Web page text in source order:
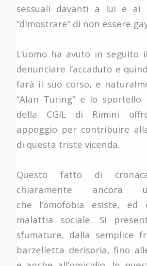
sessuali davanti a lui e ai
“dimostrare” di non essere
L’uomo ha avuto in seguito
denunciare l’accaduto e
farà il suo corso, e
“Alan Turing” e lo
della CGIL di Rimini
appoggio per contribuire
di questa triste vicenda.
Questo fatto di
chiaramente ancora
che l’omofobia esiste,
malattia sociale. Si
sfumature, dalla semplice
barzelletta derisoria, fino